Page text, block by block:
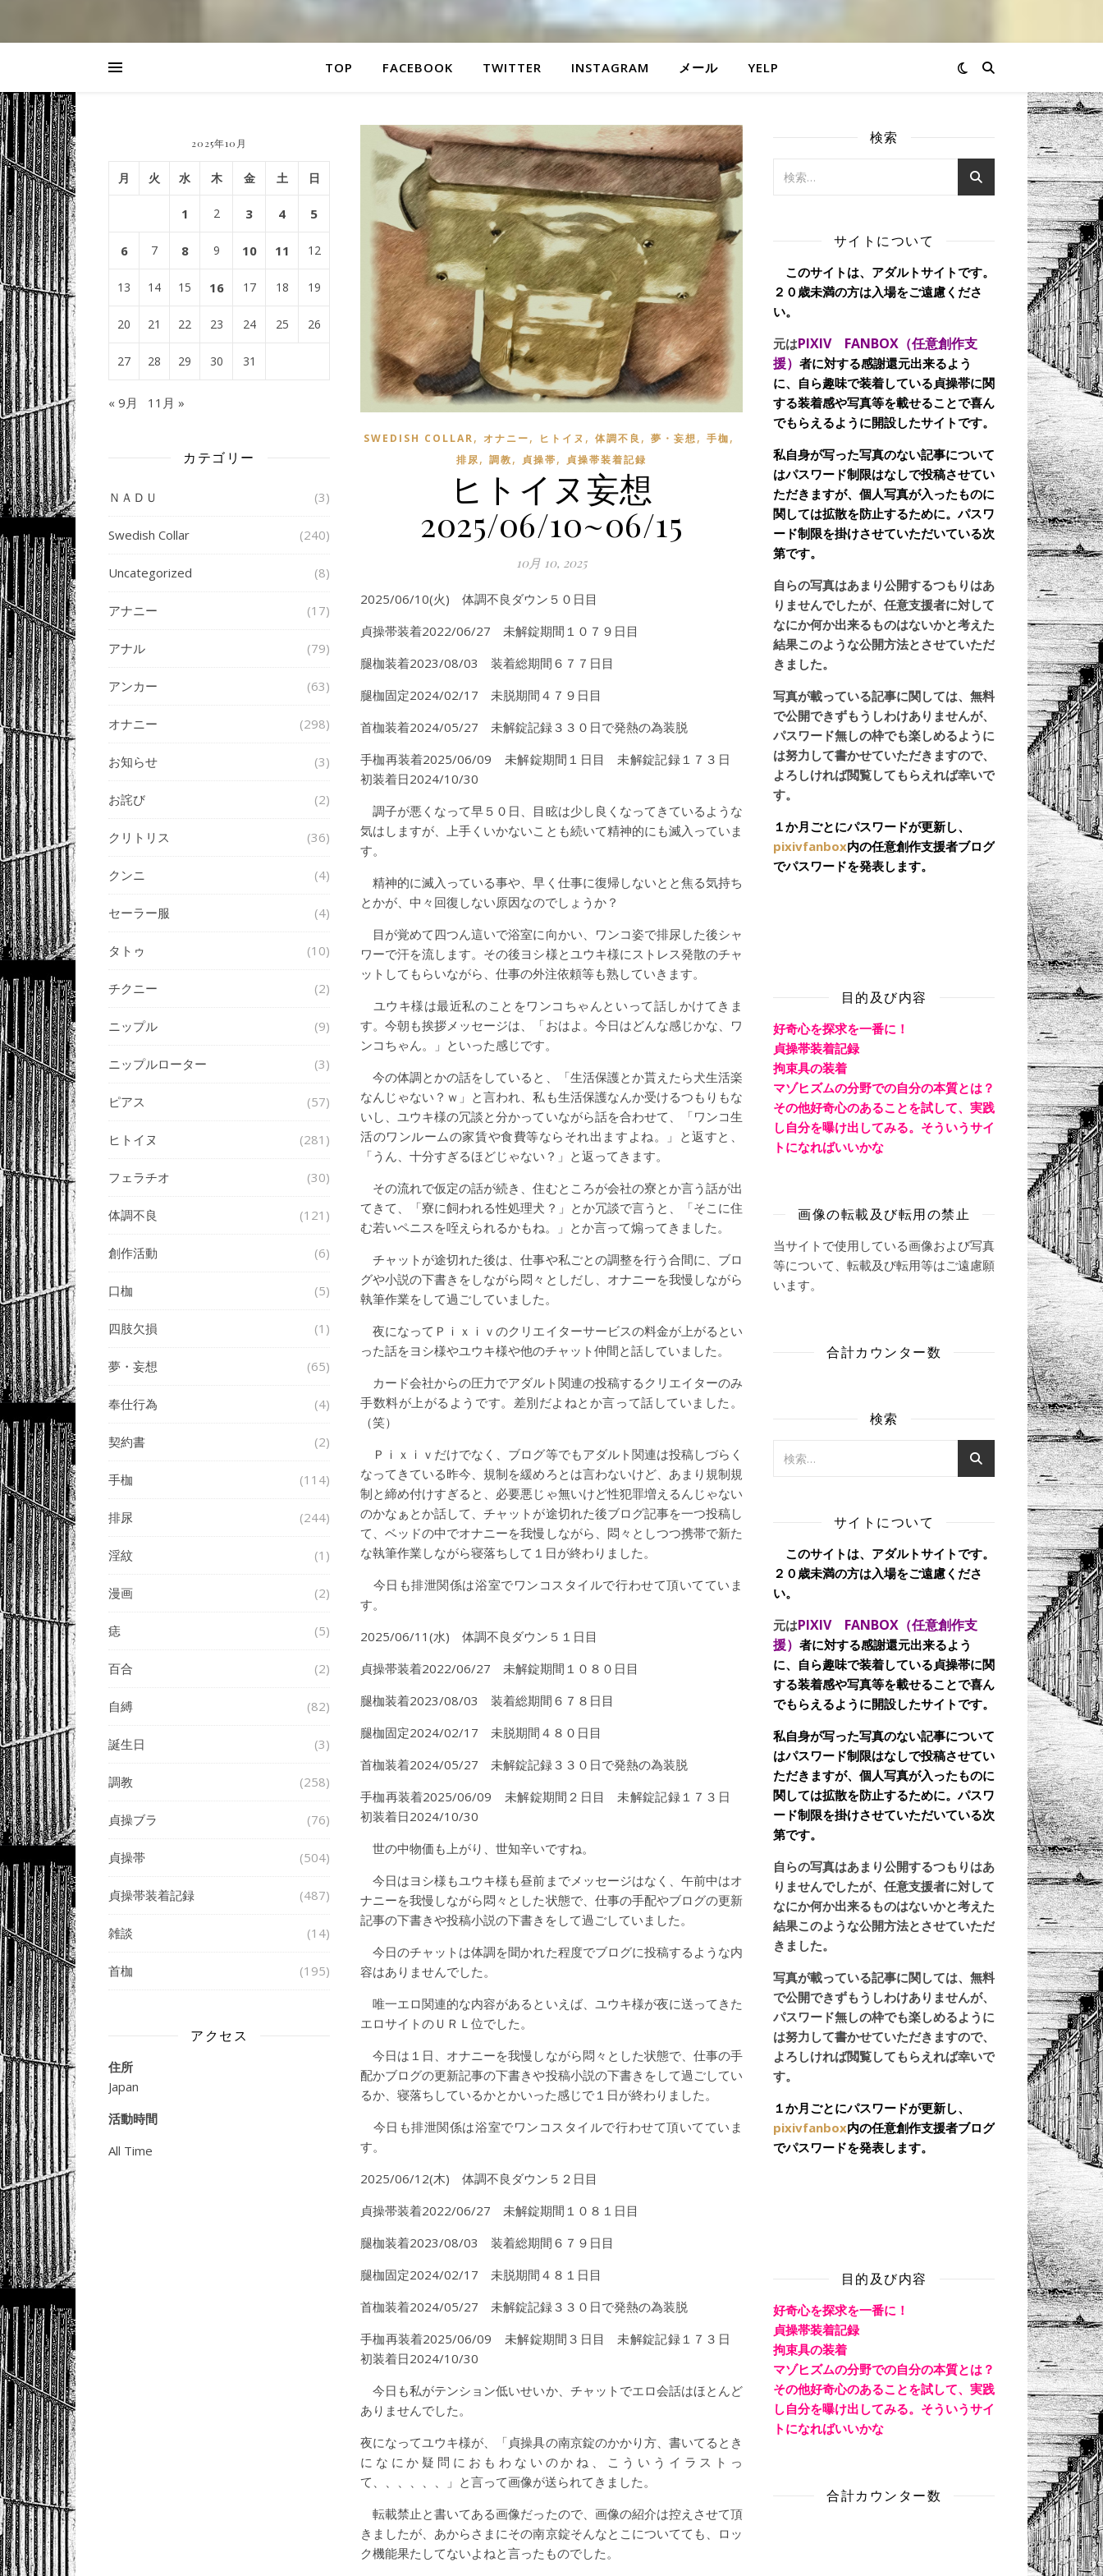
TOP FACEBOOK TWITTER INSTAGRAM メール YELP
2025年10月
月 火 水 木 金 土 日
1 2 3 4 5
6 7 8 9 10 11 12
13 14 15 16 17 18 19
20 21 22 23 24 25 26
27 28 29 30 31
« 9月 11月 »
カテゴリー
ＮＡＤＵ (3)
Swedish Collar (240)
Uncategorized (8)
アナニー (17)
アナル (79)
アンカー (63)
オナニー (298)
お知らせ (3)
お詫び (2)
クリトリス (36)
クンニ (4)
セーラー服 (4)
タトゥ (10)
チクニー (2)
ニップル (9)
ニップルローター (3)
ピアス (57)
ヒトイヌ (281)
フェラチオ (30)
体調不良 (121)
創作活動 (6)
口枷 (5)
四肢欠損 (1)
夢・妄想 (65)
奉仕行為 (4)
契約書 (2)
手枷 (114)
排尿 (244)
淫紋 (1)
漫画 (2)
痣 (5)
百合 (2)
自縛 (82)
誕生日 (3)
調教 (258)
貞操ブラ (76)
貞操帯 (504)
貞操帯装着記録 (487)
雑談 (14)
首枷 (195)
アクセス
住所
Japan
活動時間
All Time
SWEDISH COLLAR, オナニー, ヒトイヌ , 体調不良 , 夢・妄想, 手枷,
排尿, 調教, 貞操帯, 貞操帯装着記録
ヒトイヌ妄想
2025/06/10~06/15
10月 10, 2025
2025/06/10(火) 体調不良ダウン５０日目
貞操帯装着2022/06/27 未解錠期間１０７９日目
腿枷装着2023/08/03 装着総期間６７７日目
腿枷固定2024/02/17 未脱期間４７９日目
首枷装着2024/05/27 未解錠記録３３０日で発熱の為装脱
手枷再装着2025/06/09 未解錠期間１日目 未解錠記録１７３日
初装着日2024/10/30
調子が悪くなって早５０日、目眩は少し良くなってきているような
気はしますが、上手くいかないことも続いて精神的にも滅入っていま
す。
精神的に滅入っている事や、早く仕事に復帰しないとと焦る気持ち
とかが、中々回復しない原因なのでしょうか？
目が覚めて四つん這いで浴室に向かい、ワンコ姿で排尿した後シャ
ワーで汗を流します。その後ヨシ様とユウキ様にストレス発散のチャ
ットしてもらいながら、仕事の外注依頼等も熟していきます。
ユウキ様は最近私のことをワンコちゃんといって話しかけてきま
す。今朝も挨拶メッセージは、「おはよ。今日はどんな感じかな、ワ
ンコちゃん。」といった感じです。
今の体調とかの話をしていると、「生活保護とか貰えたら犬生活楽
なんじゃない？ｗ」と言われ、私も生活保護なんか受けるつもりもな
いし、ユウキ様の冗談と分かっていながら話を合わせて、「ワンコ生
活のワンルームの家賃や食費等ならそれ出ますよね。」と返すと、
「うん、十分すぎるほどじゃない？」と返ってきます。
その流れで仮定の話が続き、住むところが会社の寮とか言う話が出
てきて、「寮に飼われる性処理犬？」とか冗談で言うと、「そこに住
む若いペニスを咥えられるかもね。」とか言って煽ってきました。
チャットが途切れた後は、仕事や私ごとの調整を行う合間に、ブロ
グや小説の下書きをしながら悶々としだし、オナニーを我慢しながら
執筆作業をして過ごしていました。
夜になってＰｉｘｉｖのクリエイターサービスの料金が上がるとい
った話をヨシ様やユウキ様や他のチャット仲間と話していました。
カード会社からの圧力でアダルト関連の投稿するクリエイターのみ
手数料が上がるようです。差別だよねとか言って話していました。
（笑）
Ｐｉｘｉｖだけでなく、ブログ等でもアダルト関連は投稿しづらく
なってきている昨今、規制を緩めろとは言わないけど、あまり規制規
制と締め付けすぎると、必要悪じゃ無いけど性犯罪増えるんじゃない
のかなぁとか話して、チャットが途切れた後ブログ記事を一つ投稿し
て、ベッドの中でオナニーを我慢しながら、悶々としつつ携帯で新た
な執筆作業しながら寝落ちして１日が終わりました。
今日も排泄関係は浴室でワンコスタイルで行わせて頂いてていま
す。
2025/06/11(水) 体調不良ダウン５１日目
貞操帯装着2022/06/27 未解錠期間１０８０日目
腿枷装着2023/08/03 装着総期間６７８日目
腿枷固定2024/02/17 未脱期間４８０日目
首枷装着2024/05/27 未解錠記録３３０日で発熱の為装脱
手枷再装着2025/06/09 未解錠期間２日目 未解錠記録１７３日
初装着日2024/10/30
世の中物価も上がり、世知辛いですね。
今日はヨシ様もユウキ様も昼前までメッセージはなく、午前中はオ
ナニーを我慢しながら悶々とした状態で、仕事の手配やブログの更新
記事の下書きや投稿小説の下書きをして過ごしていました。
今日のチャットは体調を聞かれた程度でブログに投稿するような内
容はありませんでした。
唯一エロ関連的な内容があるといえば、ユウキ様が夜に送ってきた
エロサイトのＵＲＬ位でした。
今日は１日、オナニーを我慢しながら悶々とした状態で、仕事の手
配かブログの更新記事の下書きや投稿小説の下書きをして過ごしてい
るか、寝落ちしているかとかいった感じで１日が終わりました。
今日も排泄関係は浴室でワンコスタイルで行わせて頂いてていま
す。
2025/06/12(木) 体調不良ダウン５２日目
貞操帯装着2022/06/27 未解錠期間１０８１日目
腿枷装着2023/08/03 装着総期間６７９日目
腿枷固定2024/02/17 未脱期間４８１日目
首枷装着2024/05/27 未解錠記録３３０日で発熱の為装脱
手枷再装着2025/06/09 未解錠期間３日目 未解錠記録１７３日
初装着日2024/10/30
今日も私がテンション低いせいか、チャットでエロ会話はほとんど
ありませんでした。
夜になってユウキ様が、「貞操具の南京錠のかかり方、書いてるとき
になにか疑問におもわないのかね、こういうイラストっ
て、、、、、、」と言って画像が送られてきました。
転載禁止と書いてある画像だったので、画像の紹介は控えさせて頂
きましたが、あからさまにその南京錠そんなとこについてても、ロッ
ク機能果たしてないよねと言ったものでした。
検索
サイトについて
このサイトは、アダルトサイトです。
２０歳未満の方は入場をご遠慮くださ
い。
元はPIXIV FANBOX（任意創作支
援） 者に対する感謝還元出来るよう
に、自ら趣味で装着している貞操帯に関
する装着感や写真等を載せることで喜ん
でもらえるように開設したサイトです。
私自身が写った写真のない記事について
はパスワード制限はなしで投稿させてい
ただきますが、個人写真が入ったものに
関しては拡散を防止するために。パスワ
ード制限を掛けさせていただいている次
第です。
自らの写真はあまり公開するつもりはあ
りませんでしたが、任意支援者に対して
なにか何か出来るものはないかと考えた
結果このような公開方法とさせていただ
きました。
写真が載っている記事に関しては、無料
で公開できずもうしわけありませんが、
パスワード無しの枠でも楽しめるように
は努力して書かせていただきますので、
よろしければ閲覧してもらえれば幸いで
す。
１か月ごとにパスワードが更新し、
pixivfanbox内の任意創作支援者ブログ
でパスワードを発表します。
目的及び内容
好奇心を探求を一番に！
貞操帯装着記録
拘束具の装着
マゾヒズムの分野での自分の本質とは？
その他好奇心のあることを試して、実践
し自分を曝け出してみる。そういうサイ
トになればいいかな
画像の転載及び転用の禁止
当サイトで使用している画像および写真
等について、転載及び転用等はご遠慮願
います。
合計カウンター数
検索
サイトについて
このサイトは、アダルトサイトです。
２０歳未満の方は入場をご遠慮くださ
い。
元はPIXIV FANBOX（任意創作支
援） 者に対する感謝還元出来るよう
に、自ら趣味で装着している貞操帯に関
する装着感や写真等を載せることで喜ん
でもらえるように開設したサイトです。
私自身が写った写真のない記事について
はパスワード制限はなしで投稿させてい
ただきますが、個人写真が入ったものに
関しては拡散を防止するために。パスワ
ード制限を掛けさせていただいている次
第です。
自らの写真はあまり公開するつもりはあ
りませんでしたが、任意支援者に対して
なにか何か出来るものはないかと考えた
結果このような公開方法とさせていただ
きました。
写真が載っている記事に関しては、無料
で公開できずもうしわけありませんが、
パスワード無しの枠でも楽しめるように
は努力して書かせていただきますので、
よろしければ閲覧してもらえれば幸いで
す。
１か月ごとにパスワードが更新し、
pixivfanbox内の任意創作支援者ブログ
でパスワードを発表します。
目的及び内容
好奇心を探求を一番に！
貞操帯装着記録
拘束具の装着
マゾヒズムの分野での自分の本質とは？
その他好奇心のあることを試して、実践
し自分を曝け出してみる。そういうサイ
トになればいいかな
合計カウンター数